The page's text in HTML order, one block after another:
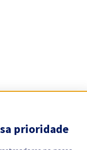
prioridade